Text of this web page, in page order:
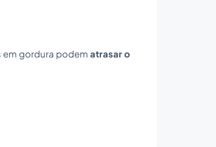
gordura podem atrasar o